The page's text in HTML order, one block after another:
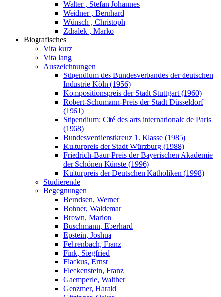
Walter , Stefan Johannes
Weidner , Bernhard
Wünsch , Christoph
Zdralek , Marko
Biografisches
Vita kurz
Vita lang
Auszeichnungen
Stipendium des Bundesverbandes der deutschen
Industrie Köln (1956)
Kompositionspreis der Stadt Stuttgart (1960)
Robert-Schumann-Preis der Stadt Düsseldorf
(1961)
Stipendium: Cité des arts internationale de Paris
(1968)
Bundesverdienstkreuz 1. Klasse (1985)
Kulturpreis der Stadt Würzburg (1988)
Friedrich-Baur-Preis der Bayerischen Akademie
der Schönen Künste (1996)
Kulturpreis der Deutschen Katholiken (1998)
Studierende
Begegnungen
Berndsen, Werner
Bohner, Waldemar
Brown, Marion
Buschmann, Eberhard
Epstein, Joshua
Fehrenbach, Franz
Fink, Siegfried
Flackus, Ernst
Fleckenstein, Franz
Gaemperle, Walther
Genzmer, Harald